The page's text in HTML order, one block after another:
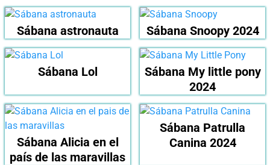
Sábana astronauta Sábana Snoopy 2024
Sábana Lol
Sábana My little pony
2024
Sábana Alicia en el
país de las maravillas
Sábana Patrulla
Canina 2024